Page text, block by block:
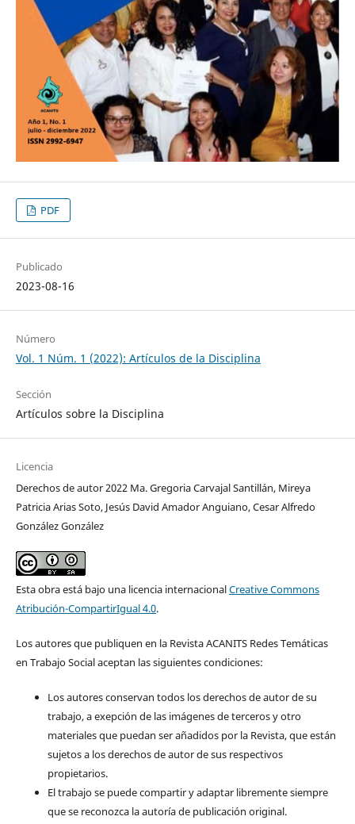
PDF
Publicado
2023-08-16
Número
Vol. 1 Núm. 1 (2022): Artículos de la Disciplina
Sección
Artículos sobre la Disciplina
Licencia
Derechos de autor 2022 Ma. Gregoria Carvajal Santillán, Mireya
Patricia Arias Soto, Jesús David Amador Anguiano, Cesar Alfredo
González González
Esta obra está bajo una licencia internacionalCreative Commons
Atribución-CompartirIgual 4.0.
Los autores que publiquen en la Revista ACANITS Redes Temáticas
en Trabajo Social aceptan las siguientes condiciones:
Los autores conservan todos los derechos de autor de su
trabajo, a exepción de las imágenes de terceros y otro
materiales que puedan ser añadidos por la Revista, que están
sujetos a los derechos de autor de sus respectivos
propietarios.
El trabajo se puede compartir y adaptar libremente siempre
que se reconozca la autoría de publicación original.